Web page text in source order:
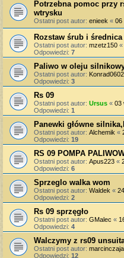
Potrzebna pomoc przy
wtrysku
Ostatni post autor: enieek « 06
Rozstaw śrub i
Ostatni post autor: mzetz150 «
Odpowiedzi: 7
Paliwo w oleju
Ostatni post autor: Konrad0602
Odpowiedzi: 3
Rs 09
Ostatni post autor: Ursus « 03
Odpowiedzi: 1
Panewki główne
Ostatni post autor: Alchemik «
Odpowiedzi: 19
RS 09 POMPA
Ostatni post autor: Apus223 «
Odpowiedzi: 6
Sprzeglo walka wom
Ostatni post autor: Waldek «
Odpowiedzi: 2
Rs 09 sprzęgło
Ostatni post autor: GMalec «
Odpowiedzi: 4
Walczymy z rs09
Ostatni post autor: marcinczaja
Odpowiedzi: 12